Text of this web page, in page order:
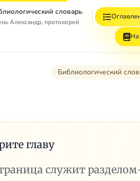
словарь
Александр, протоиерей
На
Библиологический
главу
служит